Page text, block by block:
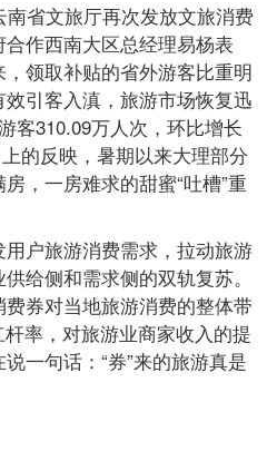
省文旅厅再次发放文旅消费
作西南大区总经理易杨表
领取补贴的省外游客比重明
引客入滇，旅游市场恢复迅
310.09万人次，环比增长
的反映，暑期以来大理部分
，一房难求的甜蜜“吐槽”重
户旅游消费需求，拉动旅游
给侧和需求侧的双轨复苏。
券对当地旅游消费的整体带
率，对旅游业商家收入的提
一句话：“券”来的旅游真是